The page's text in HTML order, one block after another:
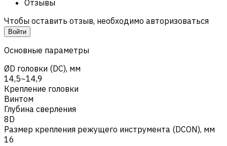
Отзывы
Чтобы оставить отзыв, необходимо авторизоваться
Войти
Основные параметры
ØD головки (DC), мм
14,5~14,9
Крепление головки
Винтом
Глубина сверления
8D
Размер крепления режущего инструмента (DCON), мм
16